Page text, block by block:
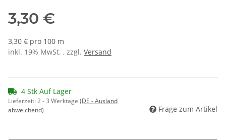
3,30 €
3,30 € pro 100 m
inkl. 19% MwSt. , zzgl. Versand
4 Stk Auf Lager
Lieferzeit:2 - 3 Werktage (DE - Ausland
abweichend)
Frage zum Artikel